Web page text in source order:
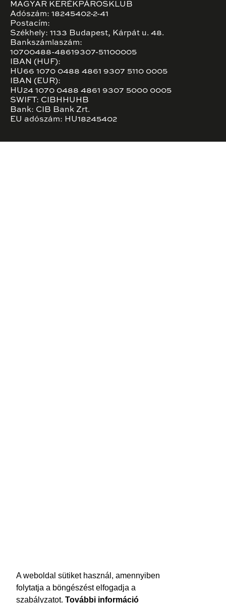
A weboldal sütiket használ, amennyiben
folytatja a böngészést elfogadja a
szabályzatot. További információ
MAGYAR KERÉKPÁROSKLUB
Adószám: 18245402-2-41
Postacím:
Székhely: 1133 Budapest, Kárpát u. 48.
Bankszámlaszám:
10700488-48619307-51100005
IBAN (HUF):
HU66 1070 0488 4861 9307 5110 0005
IBAN (EUR):
HU24 1070 0488 4861 9307 5000 0005
SWIFT: CIBHHUHB
Bank: CIB Bank Zrt.
EU adószám: HU18245402